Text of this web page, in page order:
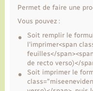
L’intercommunalité
Numérique et
Organisation
Seniors
Permet de faire une
Vous pouvez :
Soit remplir le
l'imprimer<span
feuilles</
de recto verso)</
Soit imprimer le